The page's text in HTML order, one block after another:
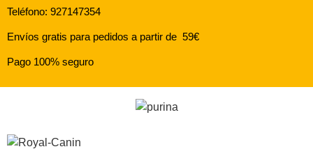
Teléfono: 927147354
Envíos gratis para pedidos a partir de 59€
Pago 100% seguro